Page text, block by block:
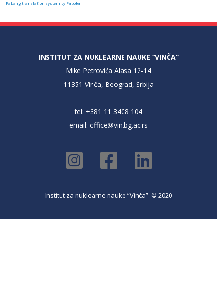
FaLang translation system by Faboba
INSTITUT ZA NUKLEARNE NAUKE “VINČA”
Mike Petrovića Alasa 12-14
11351 Vinča, Beograd, Srbija
tel: +381 11 3408 104
email: office@vin.bg.ac.rs
Institut za nuklearne nauke ”Vinča” © 2020